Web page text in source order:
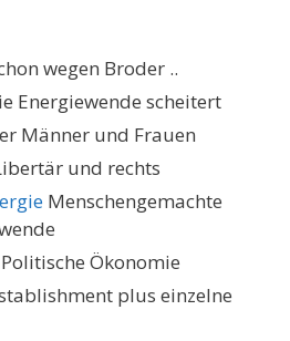
wegen Broder ..
Energiewende scheitert
Männer und Frauen
und rechts
Menschengemachte
Politische Ökonomie
plus einzelne